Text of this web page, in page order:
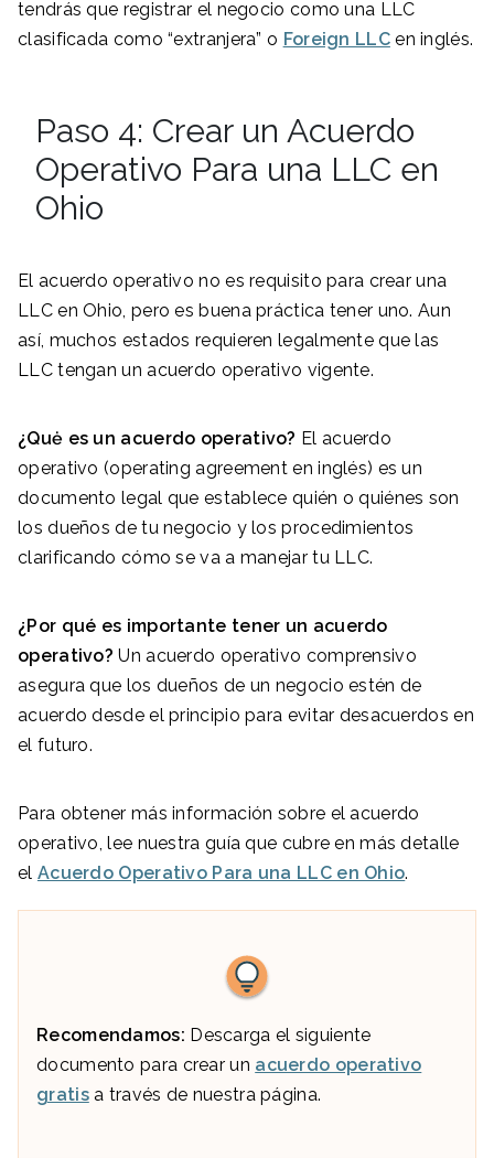
tendrás que registrar el negocio como una LLC
clasificada como “extranjera” o Foreign LLCen inglés.
Paso 4: Crear un Acuerdo
Operativo Para una LLC en
Ohio
El acuerdo operativo no es requisito para crear una
LLC en Ohio, pero es buena práctica tener uno. Aun
así, muchos estados requieren legalmente que las
LLC tengan un acuerdo operativo vigente.
¿Quė es un acuerdo operativo? El acuerdo
operativo (operating agreement en inglés) es un
documento legal que establece quién o quiénes son
los dueños de tu negocio y los procedimientos
clarificando cómo se va a manejar tu LLC.
¿Por qué es importante tener un acuerdo
operativo? Un acuerdo operativo comprensivo
asegura que los dueños de un negocio estén de
acuerdo desde el principio para evitar desacuerdos en
el futuro.
Para obtener más información sobre el acuerdo
operativo, lee nuestra guía que cubre en más detalle
el Acuerdo Operativo Para una LLC en Ohio.
Recomendamos: Descarga el siguiente
documento para crear un acuerdo operativo
gratisa través de nuestra página.